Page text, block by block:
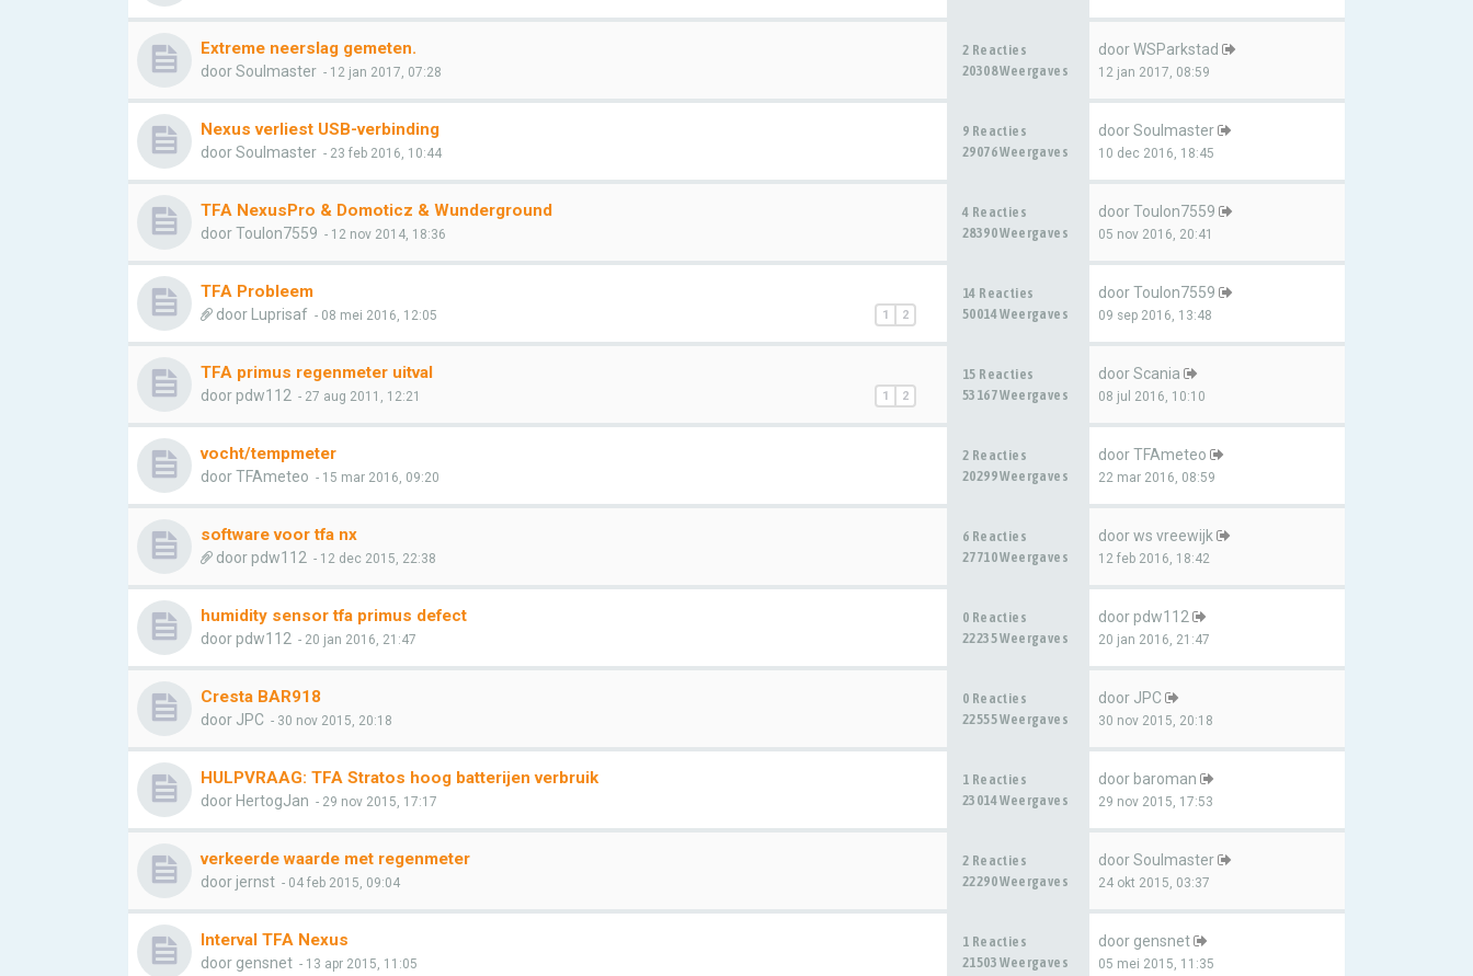
Extreme neerslag gemeten.
doorSoulmaster - 12 jan 2017, 07:28
2 Reacties
20308 Weergaves
doorWSParkstad
12 jan 2017, 08:59
Nexus verliest USB-verbinding
doorSoulmaster - 23 feb 2016, 10:44
9 Reacties
29076 Weergaves
doorSoulmaster
10 dec 2016, 18:45
TFA NexusPro & Domoticz & Wunderground
doorToulon7559 - 12 nov 2014, 18:36
4 Reacties
28390 Weergaves
doorToulon7559
05 nov 2016, 20:41
TFA Probleem
1 2
door Luprisaf - 08 mei 2016, 12:05
14 Reacties
50014 Weergaves
doorToulon7559
09 sep 2016, 13:48
TFA primus regenmeter uitval
1 2
door pdw112 - 27 aug 2011, 12:21
15 Reacties
53167 Weergaves
doorScania
08 jul 2016, 10:10
vocht/tempmeter
doorTFAmeteo - 15 mar 2016, 09:20
2 Reacties
20299 Weergaves
doorTFAmeteo
22 mar 2016, 08:59
software voor tfa nx
door pdw112 - 12 dec 2015, 22:38
6 Reacties
27710 Weergaves
doorws vreewijk
12 feb 2016, 18:42
humidity sensor tfa primus defect
doorpdw112 - 20 jan 2016, 21:47
0 Reacties
22235 Weergaves
doorpdw112
20 jan 2016, 21:47
Cresta BAR918
door JPC - 30 nov 2015, 20:18
0 Reacties
22555 Weergaves
door JPC
30 nov 2015, 20:18
HULPVRAAG: TFA Stratos hoog batterijen verbruik
door HertogJan - 29 nov 2015, 17:17
1 Reacties
23014 Weergaves
door baroman
29 nov 2015, 17:53
verkeerde waarde met regenmeter
door jernst - 04 feb 2015, 09:04
2 Reacties
22290 Weergaves
doorSoulmaster
24 okt 2015, 03:37
Interval TFA Nexus
door gensnet - 13 apr 2015, 11:05
1 Reacties
21503 Weergaves
door gensnet
05 mei 2015, 11:35